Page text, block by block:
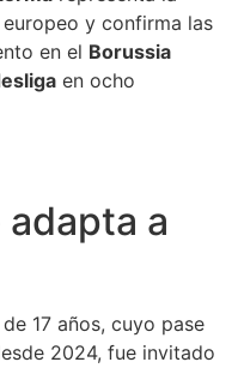
y confirma las
en el Borussia
en ocho
a
17 años, cuyo pase
2024, fue invitado